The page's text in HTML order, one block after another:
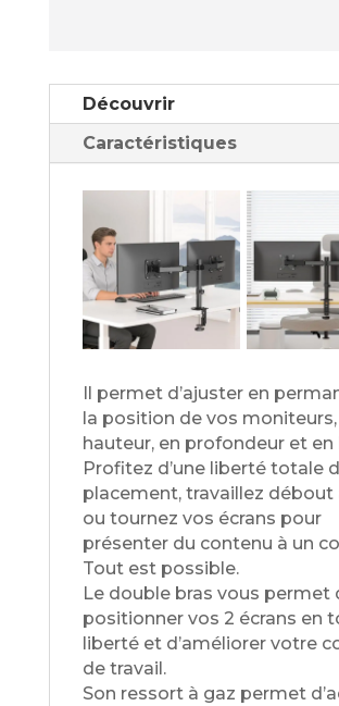
Découvrir
Caractéristiques
Il permet d’ajuster en
la position de vos moniteurs,
hauteur, en profondeur et en
Profitez d’une liberté totale
placement, travaillez débout
ou tournez vos écrans pour
présenter du contenu à un
Tout est possible.
Le double bras vous permet
positionner vos 2 écrans en
liberté et d’améliorer votre
de travail.
Son ressort à gaz permet